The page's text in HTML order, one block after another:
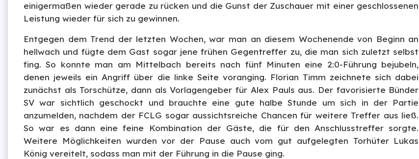
einigermaßen wieder gerade zu rücken und die Gunst der Zuschauer mit einer geschlossenen
Leistung wieder für sich zu gewinnen.
Entgegen dem Trend der letzten Wochen, war man an diesem Wochenende von Beginn an
hellwach und fügte dem Gast sogar jene frühen Gegentreffer zu, die man sich zuletzt selbst
fing. So konnte man am Mittelbach bereits nach fünf Minuten eine 2:0-Führung bejubeln,
denen jeweils ein Angriff über die linke Seite voranging. Florian Timm zeichnete sich dabei
zunächst als Torschütze, dann als Vorlagengeber für Alex Pauls aus. Der favorisierte Bünder
SV war sichtlich geschockt und brauchte eine gute halbe Stunde um sich in der Partie
anzumelden, nachdem der FCLG sogar aussichtsreiche Chancen für weitere Treffer aus ließ.
So war es dann eine feine Kombination der Gäste, die für den Anschlusstreffer sorgte.
Weitere Möglichkeiten wurden vor der Pause auch vom gut aufgelegten Torhüter Lukas
König vereitelt, sodass man mit der Führung in die Pause ging.